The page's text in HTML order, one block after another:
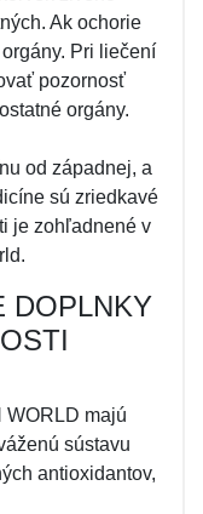
Ak ochorie
Pri liečení
pozornosť
orgány.
od západnej, a
sú zriedkavé
je zohľadnené v
DOPLNKY
WORLD majú
sústavu
antioxidantov,